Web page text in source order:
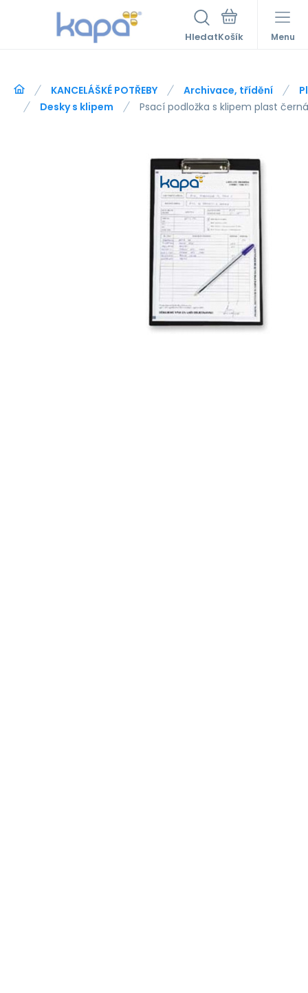
Hledat Menu
KANCELÁŠKÉ POTŘEBY Archivace, třídění
Desky s klipem
Psací podložka s klipem plast černá